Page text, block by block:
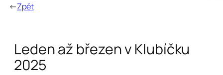
←Zpět
Leden až březen v Klubíčku
2025